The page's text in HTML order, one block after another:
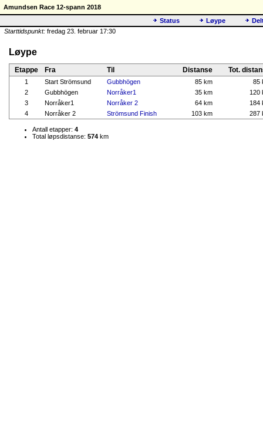
Amundsen Race 12-spann 2018
Status
Løype
Starttidspunkt: fredag 23. februar 17:30
Løype
Etappe Fra Til Distanse Tot.
1 Start Strömsund Gubbhögen 85 km
85
2
Gubbhögen Norråker1 35 km
120
3
Norråker1 Norråker 2 64 km
184
4
Norråker 2 Strömsund Finish 103 km 287
Antall etapper: 4
Total løpsdistanse: 574 km